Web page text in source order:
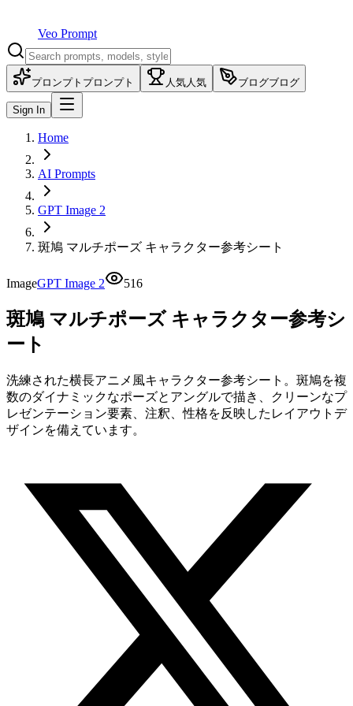
Veo Prompt
プロンプト プロンプト 人気人気 ブログブログ
Sign In
Home
AI Prompts
GPT Image 2
斑鳩 マルチポーズ キャラクター参考シート
ImageGPT Image 2 516
斑鳩 マルチポーズ キャラクター参考シ
ート
洗練された横長アニメ風キャラクター参考シート。斑鳩を複
数のダイナミックなポーズとアングルで描き、クリーンなプ
レゼンテーション要素、注釈、性格を反映したレイアウトデ
ザインを備えています。